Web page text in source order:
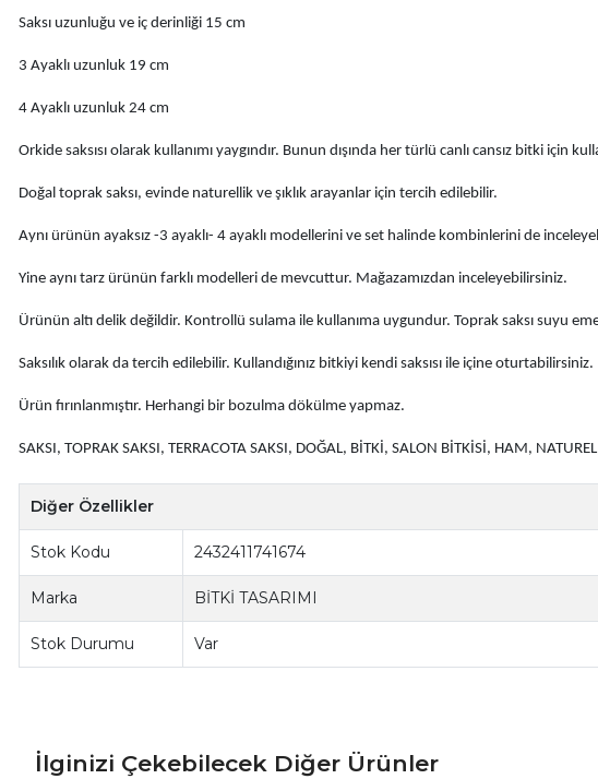
Saksı uzunluğu ve iç derinliği 15 cm
3 Ayaklı uzunluk 19 cm
4 Ayaklı uzunluk 24 cm
Orkide saksısı olarak kullanımı yaygındır. Bunun dışında her türlü canlı cansız bitki için
Doğal toprak saksı, evinde naturellik ve şıklık arayanlar için tercih edilebilir.
Aynı ürünün ayaksız -3 ayaklı- 4 ayaklı modellerini ve set halinde kombinlerini de
Yine aynı tarz ürünün farklı modelleri de mevcuttur. Mağazamızdan inceleyebilirsiniz.
Ürünün altı delik değildir. Kontrollü sulama ile kullanıma uygundur. Toprak saksı suyu
Saksılık olarak da tercih edilebilir. Kullandığınız bitkiyi kendi saksısı ile içine oturtabilirsiniz.
Ürün fırınlanmıştır. Herhangi bir bozulma dökülme yapmaz.
SAKSI, TOPRAK SAKSI, TERRACOTA SAKSI, DOĞAL, BİTKİ, SALON BİTKİSİ, HAM,
Diğer Özellikler
Stok Kodu 2432411741674
Marka BİTKİ TASARIMI
Stok Durumu Var
İlginizi Çekebilecek Diğer Ürünler